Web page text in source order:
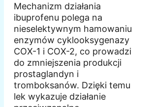
Mechanizm działania
ibuprofenu polega na
nieselektywnym hamowaniu
enzymów cyklooksygenazy
COX-1 i COX-2, co prowadzi
do zmniejszenia produkcji
prostaglandyn i
tromboksanów. Dzięki temu
lek wykazuje działanie